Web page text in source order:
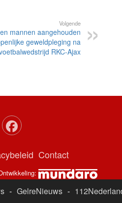
Volgende
mannen aangehouden
geweldpleging na
RKC-Ajax
Contact
- GelreNieuws -